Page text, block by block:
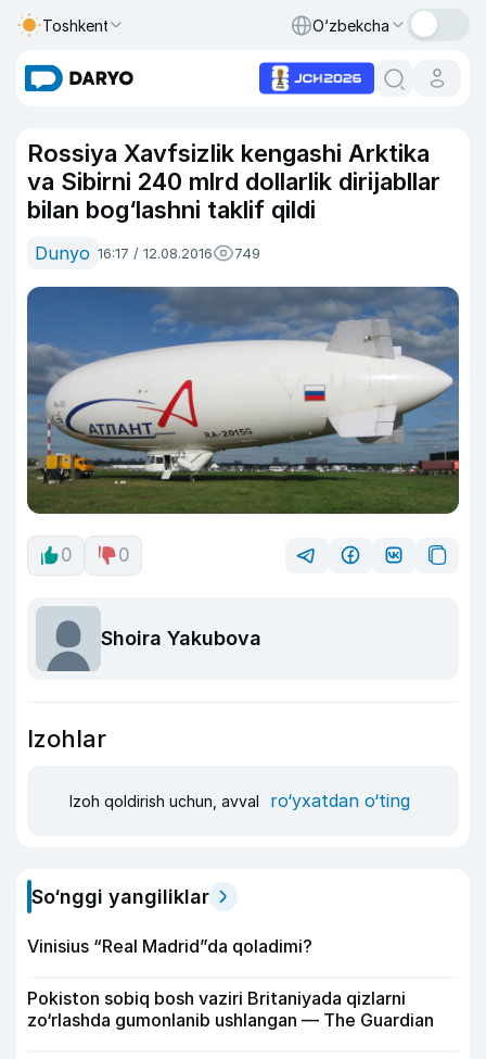
Toshkent O‘zbekcha
Rossiya Xavfsizlik kengashi Arktika
va Sibirni 240 mlrd dollarlik dirijabllar
bilan bog‘lashni taklif qildi
Dunyo 16:17 / 12.08.2016 749
0 0
Shoira Yakubova
Izohlar
Izoh qoldirish uchun, avval ro‘yxatdan o‘ting
So‘nggi yangiliklar
Vinisius “Real Madrid”da qoladimi?
Pokiston sobiq bosh vaziri Britaniyada qizlarni
zo‘rlashda gumonlanib ushlangan — The Guardian